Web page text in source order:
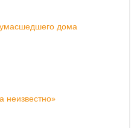
дома
неизвестно»